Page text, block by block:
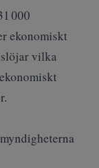
000
ekonomiskt
vilka